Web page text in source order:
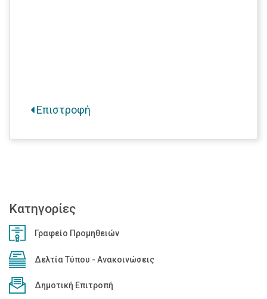
Επιστροφή
Κατηγορίες
Γραφείο Προμηθειών
Δελτία Τύπου - Ανακοινώσεις
Δημοτική Επιτροπή